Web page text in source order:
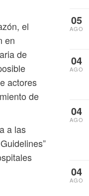
el
en
de
actores
de
a las
05
AGO
04
AGO
04
AGO
04
AGO